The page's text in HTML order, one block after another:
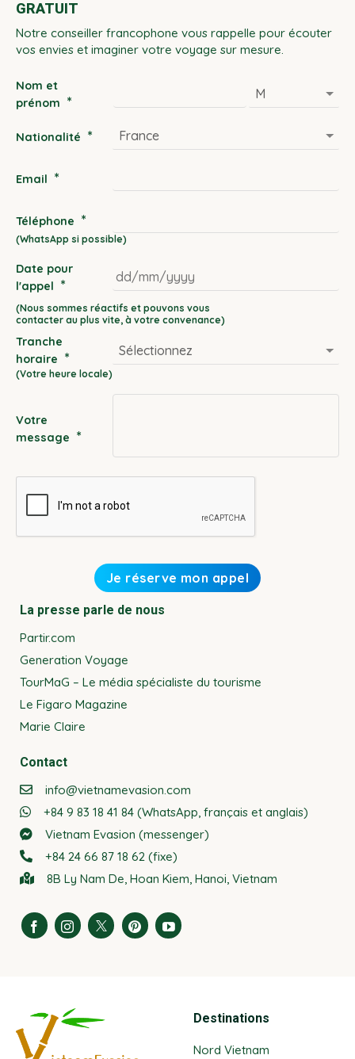
GRATUIT
Notre conseiller francophone vous rappelle pour écouter
vos envies et imaginer votre voyage sur mesure.
Nom et
prénom *
Nationalité *
Email *
Téléphone *
Date pour
l'appel *
DD
slash
MM
slash
Tranche
horaire *
Votre
message *
La presse parle de nous
Partir.com
Generation Voyage
TourMaG – Le média spécialiste du tourisme
Le Figaro Magazine
Marie Claire
Contact
info@vietnamevasion.com
+84 9 83 18 41 84 (WhatsApp, français et anglais)
Vietnam Evasion (messenger)
+84 24 66 87 18 62 (fixe)
8B Ly Nam De, Hoan Kiem, Hanoi, Vietnam
Destinations
Nord Vietnam